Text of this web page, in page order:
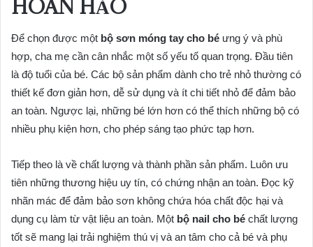
HOÀN HẢO
Để chọn được một bộ sơn móng tay cho bé ưng ý và phù
hợp, cha mẹ cần cân nhắc một số yếu tố quan trọng. Đầu tiên
là độ tuổi của bé. Các bộ sản phẩm dành cho trẻ nhỏ thường có
thiết kế đơn giản hơn, dễ sử dụng và ít chi tiết nhỏ để đảm bảo
an toàn. Ngược lại, những bé lớn hơn có thể thích những bộ có
nhiều phụ kiện hơn, cho phép sáng tạo phức tạp hơn.
Tiếp theo là về chất lượng và thành phần sản phẩm. Luôn ưu
tiên những thương hiệu uy tín, có chứng nhận an toàn. Đọc kỹ
nhãn mác để đảm bảo sơn không chứa hóa chất độc hại và
dụng cụ làm từ vật liệu an toàn. Một bộ nail cho bé chất lượng
tốt sẽ mang lại trải nghiệm thú vị và an tâm cho cả bé và phụ